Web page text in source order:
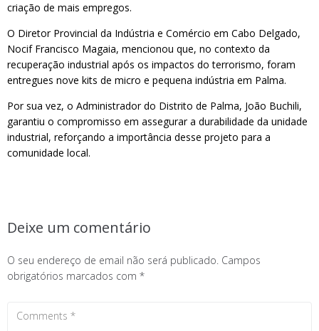
criação de mais empregos.
O Diretor Provincial da Indústria e Comércio em Cabo Delgado,
Nocif Francisco Magaia, mencionou que, no contexto da
recuperação industrial após os impactos do terrorismo, foram
entregues nove kits de micro e pequena indústria em Palma.
Por sua vez, o Administrador do Distrito de Palma, João Buchili,
garantiu o compromisso em assegurar a durabilidade da unidade
industrial, reforçando a importância desse projeto para a
comunidade local.
Deixe um comentário
O seu endereço de email não será publicado. Campos
obrigatórios marcados com *